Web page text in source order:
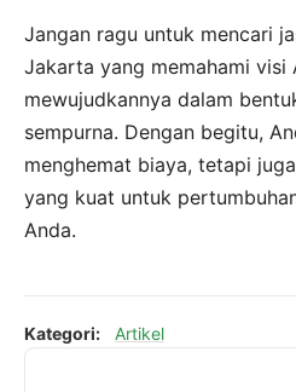
Jangan ragu untuk mencari
Jakarta yang memahami visi
mewujudkannya dalam
sempurna. Dengan begitu,
menghemat biaya, tetapi
yang kuat untuk
Anda.
Kategori: Artikel